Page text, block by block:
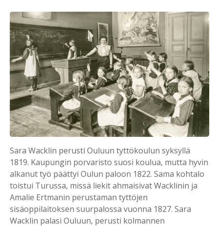
Sara Wacklin perusti Ouluun tyttökoulun syksyllä
1819. Kaupungin porvaristo suosi koulua, mutta hyvin
alkanut työ päättyi Oulun paloon 1822. Sama kohtalo
toistui Turussa, missä liekit ahmaisivat Wacklinin ja
Amalie Ertmanin perustaman tyttöjen
sisäoppilaitoksen suurpalossa vuonna 1827. Sara
Wacklin palasi Ouluun, perusti kolmannen